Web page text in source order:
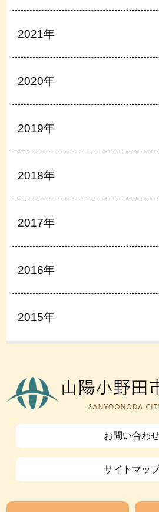
2021年
2020年
2019年
2018年
2017年
2016年
2015年
お問い合わ
サイトマッ